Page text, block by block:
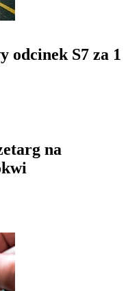
odcinek S7 za 1
na